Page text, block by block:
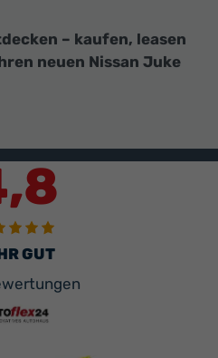
– kaufen, leasen
neuen Nissan Juke
GUT